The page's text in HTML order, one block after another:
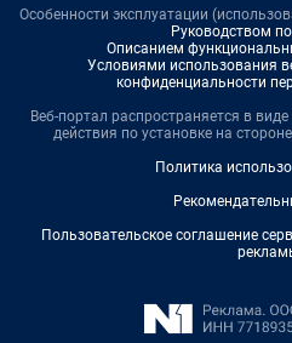
Особенности эксплуатации
Руководством
Описанием
Условиями использования
конфиденциальности
Веб-портал распространяется в
действия по установке на
Политика
Пользовательское соглашение